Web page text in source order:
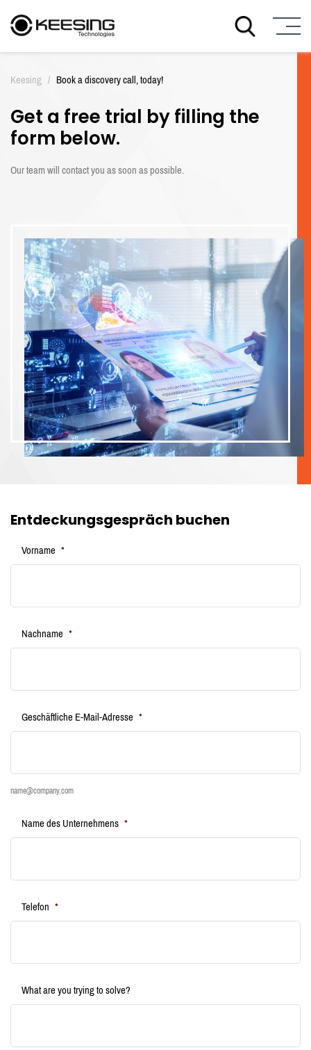
Z
Keesing / Book a discovery call, today!
Get a free trial by filling the
form below.
Our team will contact you as soon as possible.
Entdeckungsgespräch buchen
Vorname *
Nachname *
Geschäftliche E-Mail-Adresse *
name@company.com
Name des Unternehmens *
Telefon *
What are you trying to solve?